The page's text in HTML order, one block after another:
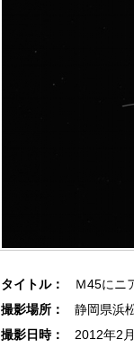
タイトル：
Ｍ45にニ
撮影場所：
静岡県浜
撮影日時：
2012年2